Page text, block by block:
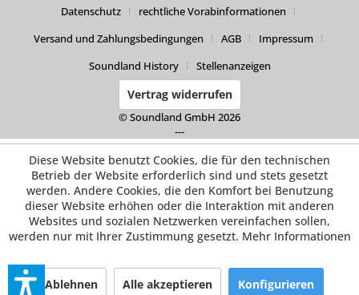
Datenschutz
rechtliche Vorabinformationen
Versand und Zahlungsbedingungen
AGB
Impressum
Soundland History
Stellenanzeigen
Vertrag widerrufen
© Soundland GmbH 2026
---
Diese Website benutzt Cookies, die für den technischen
Betrieb der Website erforderlich sind und stets gesetzt
werden. Andere Cookies, die den Komfort bei Benutzung
dieser Website erhöhen oder die Interaktion mit anderen
Websites und sozialen Netzwerken vereinfachen sollen,
werden nur mit Ihrer Zustimmung gesetzt. Mehr Informationen
Ablehnen Alle akzeptieren Konfigurieren